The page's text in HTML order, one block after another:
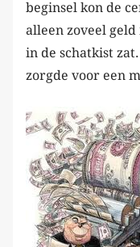
beginsel kon de
alleen zoveel
in de schatkist
zorgde voor een